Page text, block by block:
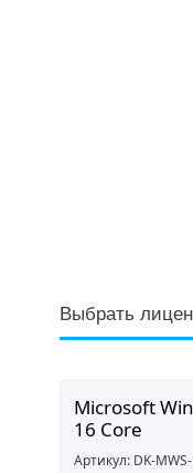
Выбрать
Microsoft
16 Core
Артикул: DK-